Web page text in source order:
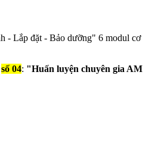
- Lắp đặt - Bảo dưỡng" 6 modul cơ
số 04: "Huấn luyện chuyên gia AM